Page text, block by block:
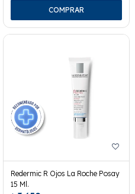
Redermic R Ojos La Roche Posay
15 Ml.